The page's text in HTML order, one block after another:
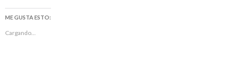
ME GUSTA ESTO:
Cargando...